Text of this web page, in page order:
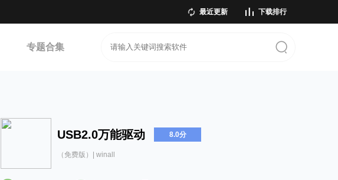
最近更新 下载排行
专题合集
USB2.0万能驱动 8.0分
（免费版）| winall